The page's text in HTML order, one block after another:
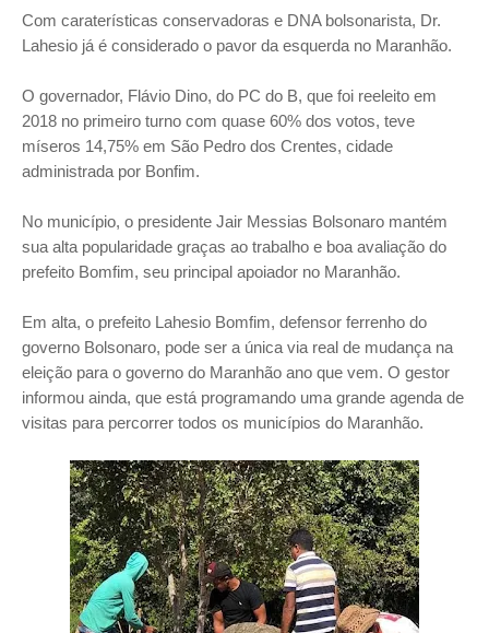
Com caraterísticas conservadoras e DNA bolsonarista, Dr.
Lahesio já é considerado o pavor da esquerda no Maranhão.
O governador, Flávio Dino, do PC do B, que foi reeleito em
2018 no primeiro turno com quase 60% dos votos, teve
míseros 14,75% em São Pedro dos Crentes, cidade
administrada por Bonfim.
No município, o presidente Jair Messias Bolsonaro mantém
sua alta popularidade graças ao trabalho e boa avaliação do
prefeito Bomfim, seu principal apoiador no Maranhão.
Em alta, o prefeito Lahesio Bomfim, defensor ferrenho do
governo Bolsonaro, pode ser a única via real de mudança na
eleição para o governo do Maranhão ano que vem. O gestor
informou ainda, que está programando uma grande agenda de
visitas para percorrer todos os municípios do Maranhão.